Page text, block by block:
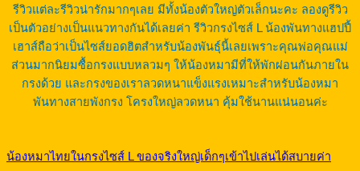
รีวิวแต่ละรีวิวน่ารักมากๆเลย มีทั้งน้องตัวใหญ่ตัวเล็กนะคะ ลองดูรีวิว
เป็นตัวอย่างเป็นแนวทางกันได้เลยค่า รีวิวกรงไซส์ L น้องพันทางแฮปปี้
เฮาส์ถือว่าเป็นไซส์ยอดฮิตสำหรับน้องพันธุ์นี้เลยเพราะคุณพ่อคุณแม่
ส่วนมากนิยมซื้อกรงแบบหลวมๆ ให้น้องหมามีที่ให้พักผ่อนกันภายใน
กรงด้วย และกรงของเราลวดหนาแข็งแรงเหมาะสำหรับน้องหมา
พันทางสายพังกรง โครงใหญ่ลวดหนา คุ้มใช้นานแน่นอนค่ะ
น้องหมาไทยในกรงไซส์ L ของจริงใหญ่เด็กๆเข้าไปเล่นได้สบายค่า